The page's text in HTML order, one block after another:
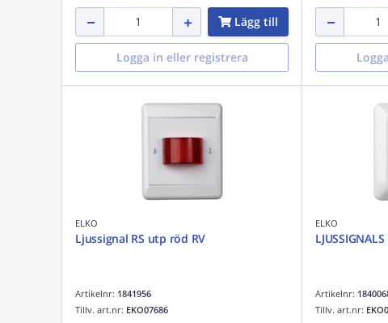
Lägg till
Logga in eller registrera
ELKO
Ljussignal RS utp röd RV
Artikelnr: 1841956
Tillv. art.nr: EKO07686
ELKO
Artikelnr:
Tillv. art.nr: